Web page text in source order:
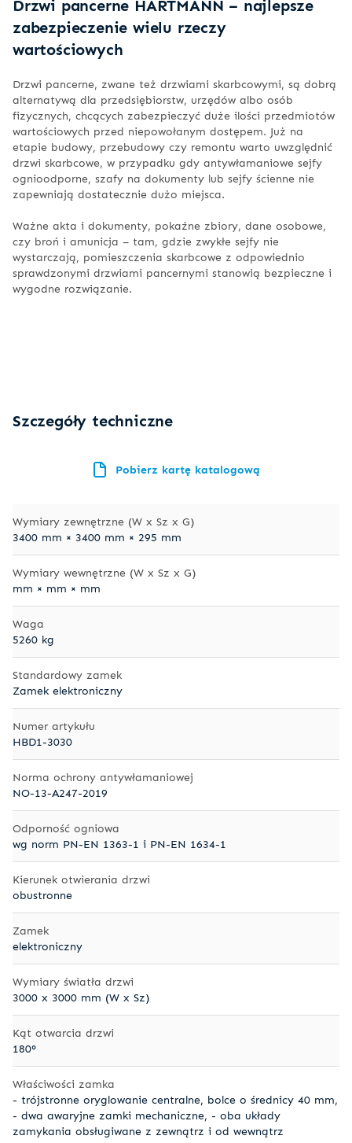
Drzwi pancerne HARTMANN – najlepsze
zabezpieczenie wielu rzeczy
wartościowych
Drzwi pancerne, zwane też drzwiami skarbcowymi, są dobrą
alternatywą dla przedsiębiorstw, urzędów albo osób
fizycznych, chcących zabezpieczyć duże ilości przedmiotów
wartościowych przed niepowołanym dostępem. Już na
etapie budowy, przebudowy czy remontu warto uwzględnić
drzwi skarbcowe, w przypadku gdy antywłamaniowe sejfy
ognioodporne, szafy na dokumenty lub sejfy ścienne nie
zapewniają dostatecznie dużo miejsca.
Ważne akta i dokumenty, pokaźne zbiory, dane osobowe,
czy broń i amunicja – tam, gdzie zwykłe sejfy nie
wystarczają, pomieszczenia skarbcowe z odpowiednio
sprawdzonymi drzwiami pancernymi stanowią bezpieczne i
wygodne rozwiązanie.
Szczegóły techniczne
Pobierz kartę katalogową
Wymiary zewnętrzne (W x Sz x G)
3400 mm × 3400 mm × 295 mm
Wymiary wewnętrzne (W x Sz x G)
mm × mm × mm
Waga
5260 kg
Standardowy zamek
Zamek elektroniczny
Numer artykułu
HBD1-3030
Norma ochrony antywłamaniowej
NO-13-A247-2019
Odporność ogniowa
wg norm PN-EN 1363-1 i PN-EN 1634-1
Kierunek otwierania drzwi
obustronne
Zamek
elektroniczny
Wymiary światła drzwi
3000 x 3000 mm (W x Sz)
Kąt otwarcia drzwi
180°
Właściwości zamka
- trójstronne oryglowanie centralne, bolce o średnicy 40 mm,
- dwa awaryjne zamki mechaniczne, - oba układy
zamykania obsługiwane z zewnątrz i od wewnątrz